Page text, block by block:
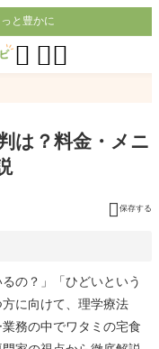
と豊かに
 
は？料金・メニ
 保存する
の？」「ひどいという
に向けて、理学療法
務の中でワタミの宅食